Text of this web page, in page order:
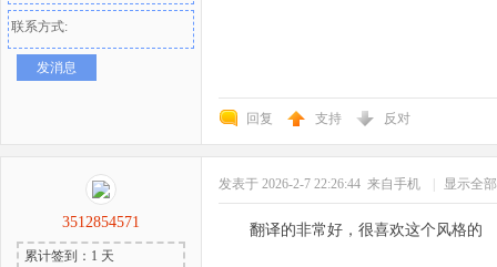
联系方式:
发消息
回复 支持 反对
3512854571
累计签到：1 天
发表于 2026-2-7 22:26:44 来自手机 显示全
翻译的非常好，很喜欢这个风格的